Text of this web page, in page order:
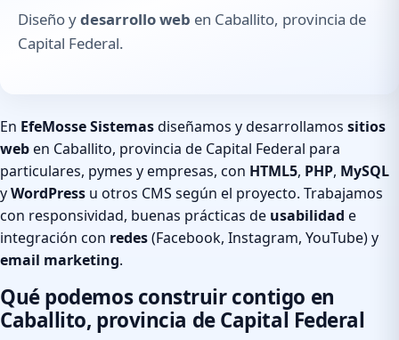
Diseño ydesarrollo web en Caballito, provincia de
Capital Federal.
En EfeMosse Sistemasdiseñamos y desarrollamos sitios
weben Caballito, provincia de Capital Federal para
particulares, pymes y empresas, con HTML5, PHP, MySQL
yWordPress u otros CMS según el proyecto. Trabajamos
con responsividad, buenas prácticas de usabilidad e
integración con redes(Facebook, Instagram, YouTube) y
email marketing.
Qué podemos construir contigo en
Caballito, provincia de Capital Federal